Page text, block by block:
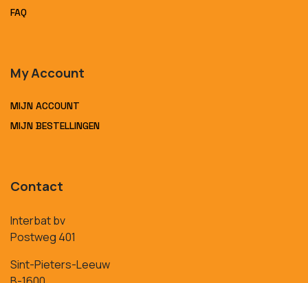
FAQ
My Account
MIJN ACCOUNT
MIJN BESTELLINGEN
Contact
Interbat bv
Postweg 401
Sint-Pieters-Leeuw